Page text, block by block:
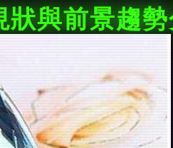
與前景趨